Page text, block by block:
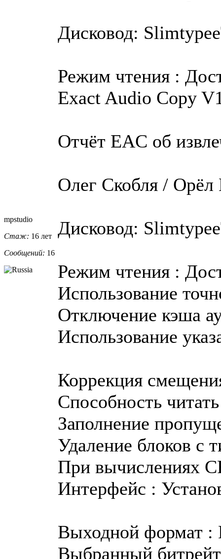
mpstudio
Стаж: 16 лет
Сообщений: 16
Дисковод:
Режим чтения :
Exact Audio Copy
Отчёт EAC об
Олег Скобля /
Дисковод:
Режим чтения :
Использование
Отключение кэша
Использование
Коррекция
Способность
Заполнение
Удаление блоков с
При вычислениях
Интерфейс :
Выходной формат :
Выбранный